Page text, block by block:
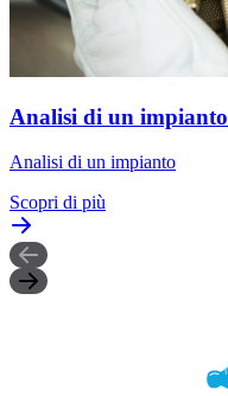
Analisi di un impianto
Analisi di un impianto
Scopri di più